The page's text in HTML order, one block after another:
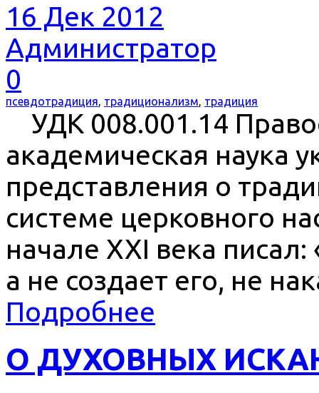
16 Дек 2012
Администратор
0
псевдотрадиция, традиционализм, традиция
УДК 008.001.14
академическая наука
представления о
системе церковного
начале XXI века
а не создает его, не
Подробнее
О ДУХОВНЫХ